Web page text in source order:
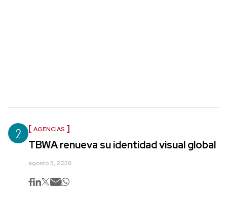
2 AGENCIAS
TBWA renueva su identidad visual global
agosto 5, 2026